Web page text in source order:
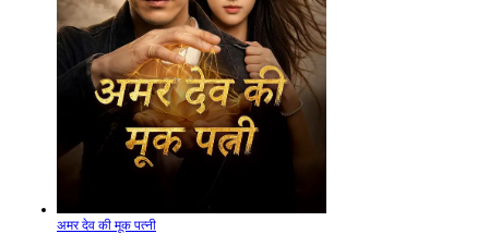
अमर देव की मूक पत्नी